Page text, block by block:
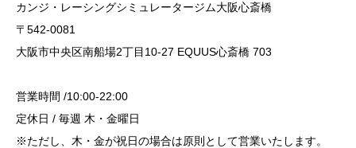
カンジ・レーシングシミュレータージム大阪心斎橋
〒542-0081
大阪市中央区南船場2丁目10-27 EQUUS心斎橋 703
営業時間 /10:00-22:00
定休日 / 毎週 木・金曜日
※ただし、木・金が祝日の場合は原則として営業いたします。